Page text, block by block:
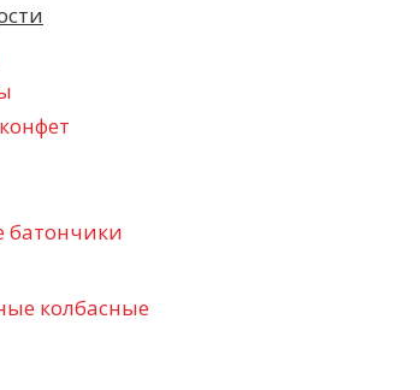
батончики
колбасные